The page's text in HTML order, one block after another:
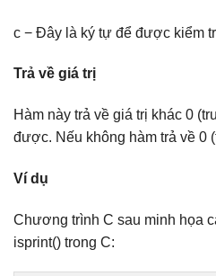
c − Đây là ký tự để được kiểm
Trả về giá trị
Hàm này trả về giá trị khác 0
được. Nếu không hàm trả về 0
Ví dụ
Chương trình C sau minh họa
isprint() trong C: